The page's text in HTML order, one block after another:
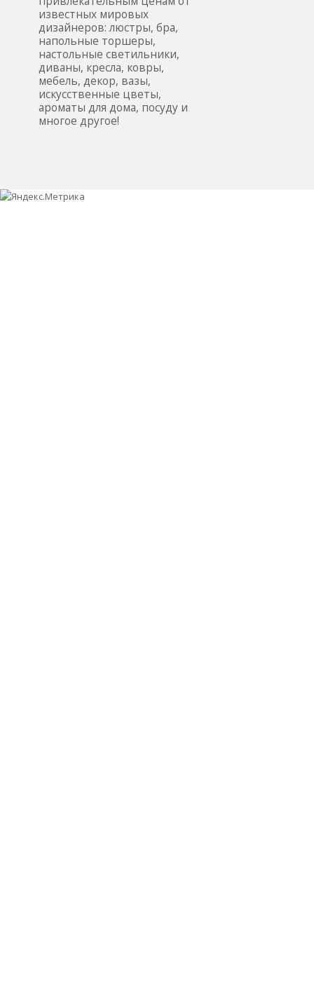
известных мировых
дизайнеров: люстры, бра,
напольные торшеры,
настольные светильники,
диваны, кресла, ковры,
мебель, декор, вазы,
искусственные цветы,
ароматы для дома, посуду и
многое другое!